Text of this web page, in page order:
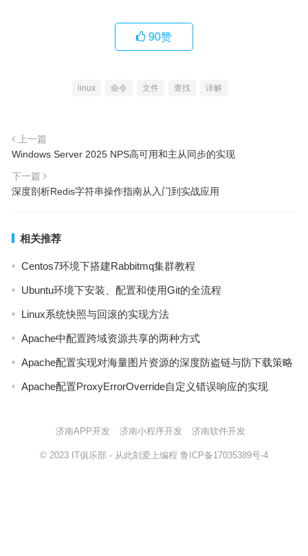
90赞
linux 命令 文件 查找 详解
上一篇
Windows Server 2025 NPS高可用和主从同步的实现
下一篇
深度剖析Redis字符串操作指南从入门到实战应用
相关推荐
Centos7环境下搭建Rabbitmq集群教程
Ubuntu环境下安装、配置和使用Git的全流程
Linux系统快照与回滚的实现方法
Apache中配置跨域资源共享的两种方式
Apache配置实现对海量图片资源的深度防盗链与防下载策略
Apache配置ProxyErrorOverride自定义错误响应的实现
济南APP开发 济南小程序开发 济南软件开发
© 2023 IT俱乐部 - 从此刻爱上编程 鲁ICP备17035389号-4